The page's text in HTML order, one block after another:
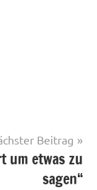
Beitrag
um etwas zu
sagen“